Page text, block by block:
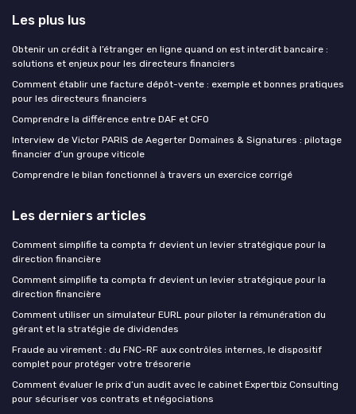
Les plus lus
Obtenir un crédit à l’étranger en ligne quand on est interdit bancaire :
solutions et enjeux pour les directeurs financiers
Comment établir une facture dépôt-vente : exemple et bonnes pratiques
pour les directeurs financiers
Comprendre la différence entre DAF et CFO
Interview de Victor PARIS de Aegerter Domaines & Signatures : pilotage
financier d’un groupe viticole
Comprendre le bilan fonctionnel à travers un exercice corrigé
Les derniers articles
Comment simplifie ta compta fr devient un levier stratégique pour la
direction financière
Comment simplifie ta compta fr devient un levier stratégique pour la
direction financière
Comment utiliser un simulateur EURL pour piloter la rémunération du
gérant et la stratégie de dividendes
Fraude au virement : du FNC-RF aux contrôles internes, le dispositif
complet pour protéger votre trésorerie
Comment évaluer le prix d’un audit avec le cabinet Expertbiz Consulting
pour sécuriser vos contrats et négociations